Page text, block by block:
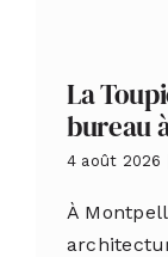
La
bureau
4 août 2026
À